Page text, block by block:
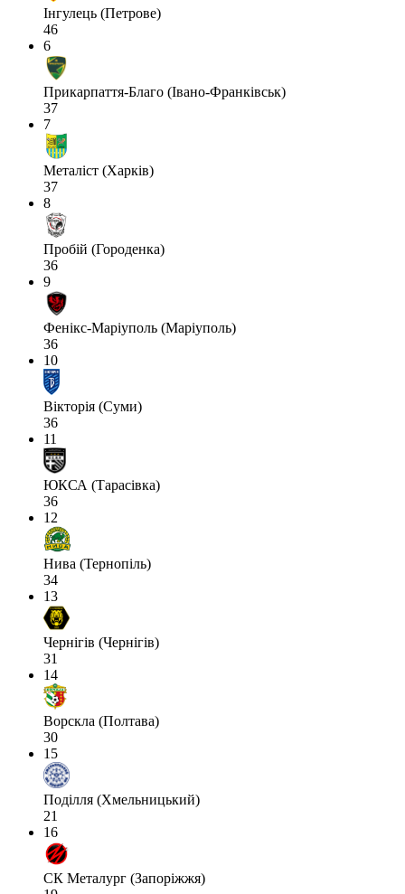
Інгулець (Петрове)
46
6
Прикарпаття-Благо (Івано-Франківськ)
37
7
Металіст (Харків)
37
8
Пробій (Городенка)
36
9
Фенікс-Маріуполь (Маріуполь)
36
10
Вікторія (Суми)
36
11
ЮКСА (Тарасівка)
36
12
Нива (Тернопіль)
34
13
Чернігів (Чернігів)
31
14
Ворскла (Полтава)
30
15
Поділля (Хмельницький)
21
16
СК Металург (Запоріжжя)